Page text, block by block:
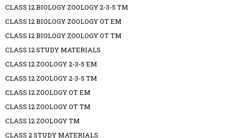
CLASS 12 BIOLOGY ZOOLOGY 2-3-5 TM
CLASS 12 BIOLOGY ZOOLOGY OT EM
CLASS 12 BIOLOGY ZOOLOGY OT TM
CLASS 12 STUDY MATERIALS
CLASS 12 ZOOLOGY 2-3-5 EM
CLASS 12 ZOOLOGY 2-3-5 TM
CLASS 12 ZOOLOGY OT EM
CLASS 12 ZOOLOGY OT TM
CLASS 12 ZOOLOGY TM
CLASS 2 STUDY MATERIALS